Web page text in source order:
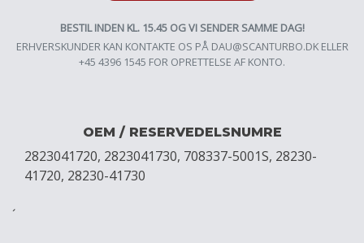
BESTIL INDEN KL. 15.45 OG VI SENDER SAMME DAG!
ERHVERSKUNDER KAN KONTAKTE OS PÅ DAU@SCANTURBO.DKELLER
+45 4396 1545 FOR OPRETTELSE AF KONTO.
OEM / RESERVEDELSNUMRE
2823041720, 2823041730, 708337-5001S, 28230-
41720, 28230-41730
´